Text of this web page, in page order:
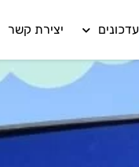
עדכונים יצירת קשר